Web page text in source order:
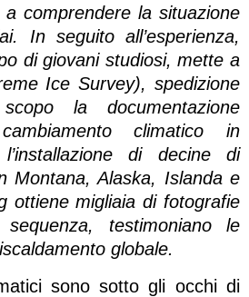
comprendere la situazione
In seguito all’esperienza,
di giovani studiosi, mette a
Ice Survey), spedizione
la documentazione
cambiamento climatico in
di decine di
Montana, Alaska, Islanda e
ottiene migliaia di fotografie
testimoniano le
globale.
sono sotto gli occhi di